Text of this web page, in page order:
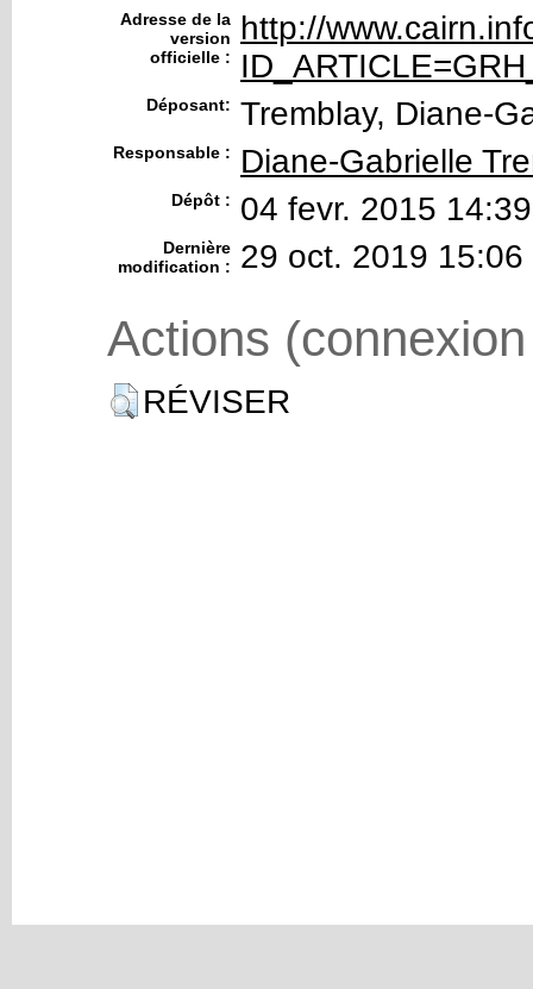
Adresse de la
version
officielle :
http://
Déposant: Tremblay, Diane-
Responsable : Diane-Gabrielle
Dépôt : 04 fevr. 2015 14:39
Dernière
modification :
29 oct. 2019 15:06
Actions
RÉVISER